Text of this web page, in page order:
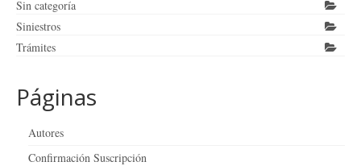
Sin categoría
Siniestros
Trámites
Páginas
Autores
Confirmación Suscripción